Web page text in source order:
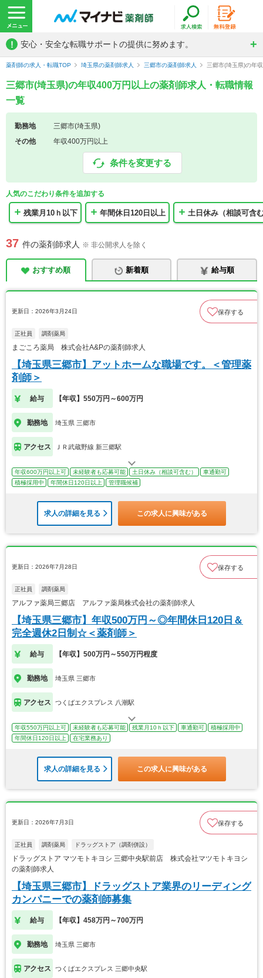
! 安心・安全な転職サポートの提供に努めます。
薬剤師の求人・転職TOP 埼玉県の薬剤師求人 三郷市の薬剤師求人 三郷市(埼玉県)の年
三郷市(埼玉県)の年収400万円以上の薬剤師求人・転職情報
一覧
勤務地
三郷市(埼玉県)
その他
年収400万円以上
条件を変更する
人気のこだわり条件を追加する
残業月10ｈ以下 年間休日120日以上 土日休み（相談可含
37 件の薬剤師求人 ※ 非公開求人を除く
おすすめ順 新着順 給与順
更新日：2026年3月24日 保存する
正社員 調剤薬局
まごころ薬局 株式会社A&Pの薬剤師求人
【埼玉県三郷市】アットホームな職場です。＜管理薬
剤師＞
給与 【年収】550万円～600万円
勤務地 埼玉県 三郷市
アクセス ＪＲ武蔵野線 新三郷駅
年収600万円以上可 未経験者も応募可能 土日休み（相談可含む）
車通勤可
積極採用中
年間休日120日以上 管理職候補
求人の詳細を見る この求人に興味がある
更新日：2026年7月28日 保存する
正社員 調剤薬局
アルファ薬局三郷店 アルファ薬局株式会社の薬剤師求人
【埼玉県三郷市】年収500万円～◎年間休日120日＆
完全週休2日制☆＜薬剤師＞
給与 【年収】500万円～550万円程度
勤務地 埼玉県 三郷市
アクセス つくばエクスプレス 八潮駅
年収550万円以上可 未経験者も応募可能 残業月10ｈ以下 車通勤可
積極採用中
年間休日120日以上
在宅業務あり
求人の詳細を見る この求人に興味がある
更新日：2026年7月3日 保存する
正社員 調剤薬局 ドラッグストア（調剤併設）
ドラッグストア マツモトキヨシ 三郷中央駅前店 株式会社マツモトキヨシ
の薬剤師求人
【埼玉県三郷市】ドラッグストア業界のリーディング
カンパニーでの薬剤師募集
給与 【年収】458万円～700万円
勤務地 埼玉県 三郷市
アクセス つくばエクスプレス 三郷中央駅